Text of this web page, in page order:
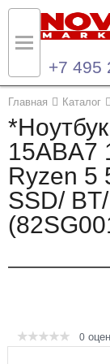
+7 495
Главная Каталог
15ABA7
Ryzen 5
SSD/
0
Назад
Каталог продукции
Ноутбуки и
Компьютеры
Назад
Контакты
Контактная